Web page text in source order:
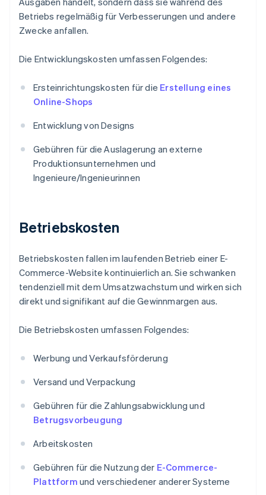
Betriebs regelmäßig für Verbesserungen und andere
Zwecke anfallen.
Die Entwicklungskosten umfassen Folgendes:
Ersteinrichtungskosten für die Erstellung eines
Online-Shops
Entwicklung von Designs
Gebühren für die Auslagerung an externe
Produktionsunternehmen und
Ingenieure/Ingenieurinnen
Betriebskosten
Betriebskosten fallen im laufenden Betrieb einer E-
Commerce-Website kontinuierlich an. Sie schwanken
tendenziell mit dem Umsatzwachstum und wirken sich
direkt und signifikant auf die Gewinnmargen aus.
Die Betriebskosten umfassen Folgendes:
Werbung und Verkaufsförderung
Versand und Verpackung
Gebühren für die Zahlungsabwicklung und
Betrugsvorbeugung
Arbeitskosten
Gebühren für die Nutzung der E-Commerce-
Plattform und verschiedener anderer Systeme